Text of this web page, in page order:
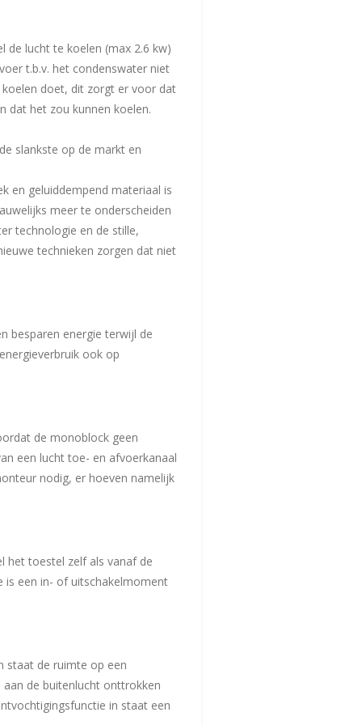
de lucht te koelen (max 2.6 kw)
t.b.v. het condenswater niet
doet, dit zorgt er voor dat
dat het zou kunnen koelen.
slankste op de markt en
en geluiddempend materiaal is
meer te onderscheiden
technologie en de stille,
technieken zorgen dat niet
besparen energie terwijl de
ook op
de monoblock geen
een lucht toe- en afvoerkanaal
nodig, er hoeven namelijk
het toestel zelf als vanaf de
een in- of uitschakelmoment
staat de ruimte op een
de buitenlucht onttrokken
in staat een